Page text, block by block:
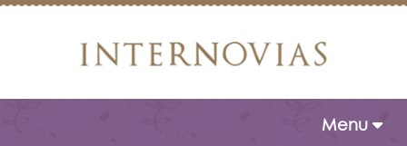
Toggle
Menu